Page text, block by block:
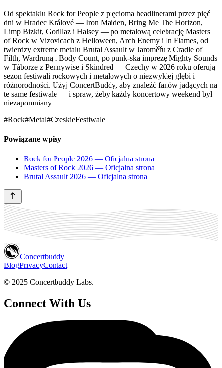
Od spektaklu Rock for People z pięcioma headlinerami przez pięć
dni w Hradec Králové — Iron Maiden, Bring Me The Horizon,
Limp Bizkit, Gorillaz i Halsey — po metalową celebrację Masters
of Rock w Vizovicach z Helloween, Arch Enemy i In Flames, od
twierdzy extreme metalu Brutal Assault w Jaroměřu z Cradle of
Filth, Wardruną i Body Count, po punk-ska imprezę Mighty Sounds
w Táborze z Pennywise i Skindred — Czechy w 2026 roku oferują
sezon festiwali rockowych i metalowych o niezwykłej głębi i
różnorodności. Użyj ConcertBuddy, aby znaleźć fanów jadących na
te same festiwale — i spraw, żeby każdy koncertowy weekend był
niezapomniany.
#Rock#Metal#CzeskieFestiwale
Powiązane wpisy
Rock for People 2026 — Oficjalna strona
Masters of Rock 2026 — Oficjalna strona
Brutal Assault 2026 — Oficjalna strona
Concertbuddy
BlogPrivacyContact
© 2025 Concertbuddy Labs.
Connect With Us